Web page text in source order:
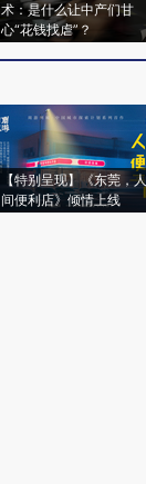
术：是什么让中产们甘
心“花钱找虐”？
【特别呈现】《东莞，人
间便利店》倾情上线